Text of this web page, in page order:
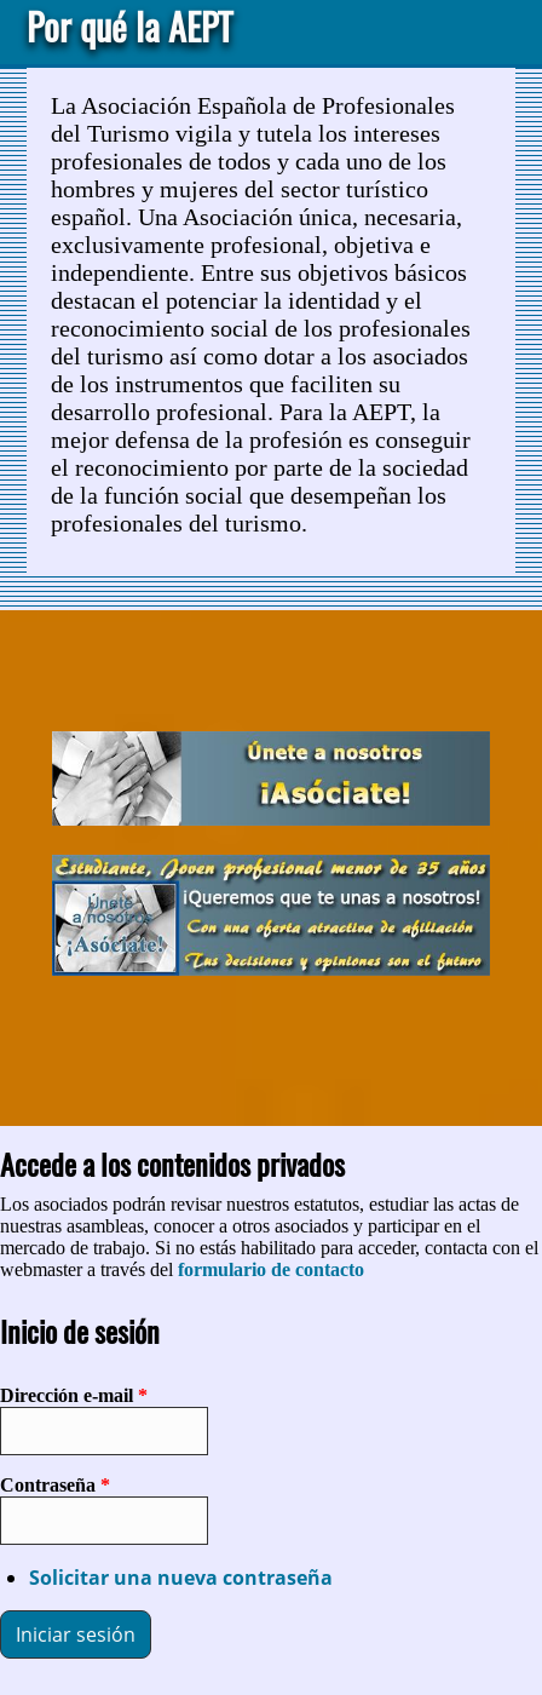
Por qué la AEPT
La Asociación Española de Profesionales
del Turismo vigila y tutela los intereses
profesionales de todos y cada uno de los
hombres y mujeres del sector turístico
español. Una Asociación única, necesaria,
exclusivamente profesional, objetiva e
independiente. Entre sus objetivos básicos
destacan el potenciar la identidad y el
reconocimiento social de los profesionales
del turismo así como dotar a los asociados
de los instrumentos que faciliten su
desarrollo profesional. Para la AEPT, la
mejor defensa de la profesión es conseguir
el reconocimiento por parte de la sociedad
de la función social que desempeñan los
profesionales del turismo.
Accede a los contenidos privados
Los asociados podrán revisar nuestros estatutos, estudiar las actas de
nuestras asambleas, conocer a otros asociados y participar en el
mercado de trabajo. Si no estás habilitado para acceder, contacta con el
webmaster a través del formulario de contacto
Inicio de sesión
Dirección e-mail *
Contraseña *
Solicitar una nueva contraseña